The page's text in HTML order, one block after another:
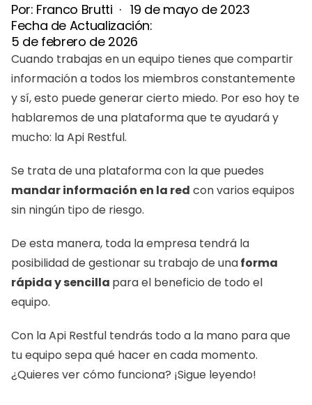
Por: Franco Brutti
  ·
19 de mayo de 2023
Fecha de Actualización:
5 de febrero de 2026
Cuando trabajas en un equipo tienes que compartir
información a todos los miembros constantemente
y sí, esto puede generar cierto miedo. Por eso hoy te
hablaremos de una plataforma que te ayudará y
mucho: la Api Restful.
mandar información en la red con varios equipos
sin ningún tipo de riesgo.
De esta manera, toda la empresa tendrá la
posibilidad de gestionar su trabajo de una forma
rápida y sencilla para el beneficio de todo el
equipo.
Con la Api Restful tendrás todo a la mano para que
tu equipo sepa qué hacer en cada momento.
¿Quieres ver cómo funciona? ¡Sigue leyendo!